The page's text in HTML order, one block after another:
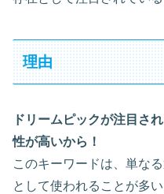
理由
ドリームピックが注目さ
性が高いから！
このキーワードは、単な
として使われることが多